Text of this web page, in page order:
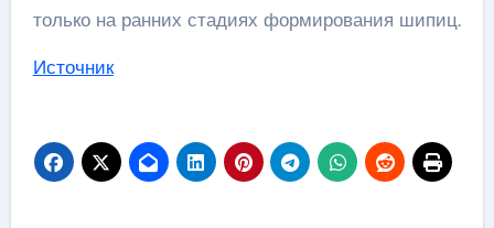
только на ранних стадиях формирования шипиц.
Источник